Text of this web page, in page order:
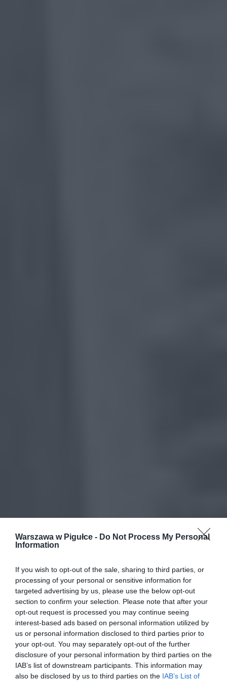
Warszawa w Pigułce - Do Not Process My Personal
Information
If you wish to opt-out of the sale, sharing to third parties, or
processing of your personal or sensitive information for
targeted advertising by us, please use the below opt-out
section to confirm your selection. Please note that after your
opt-out request is processed you may continue seeing
interest-based ads based on personal information utilized by
us or personal information disclosed to third parties prior to
your opt-out. You may separately opt-out of the further
disclosure of your personal information by third parties on the
IAB’s list of downstream participants. This information may
also be disclosed by us to third parties on the IAB’s List of